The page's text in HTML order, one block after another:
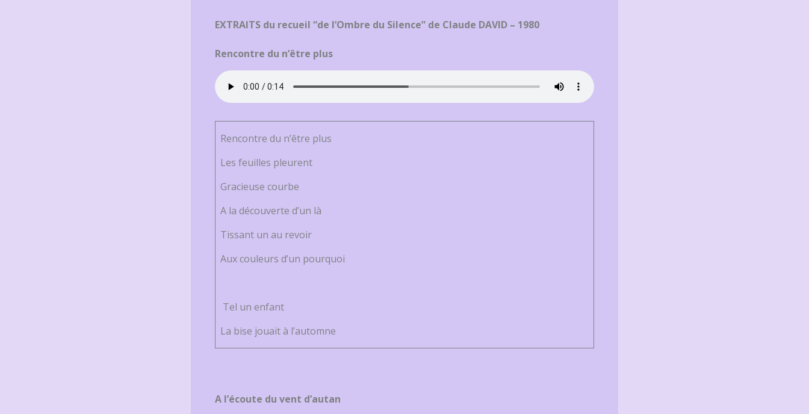
EXTRAITS du recueil “de l’Ombre du Silence” de Claude DAVID – 1980
Rencontre du n’être plus
Rencontre du n’être plus
Les feuilles pleurent
Gracieuse courbe
A la découverte d’un là
Tissant un au revoir
Aux couleurs d’un pourquoi
Tel un enfant
La bise jouait à l’automne
A l’écoute du vent d’autan